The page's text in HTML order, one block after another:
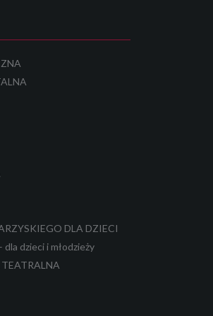
DLA DZIECI
dzieci i młodzieży